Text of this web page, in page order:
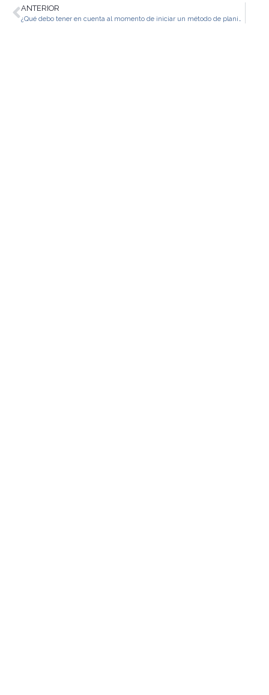
ANTERIOR
¿Qué debo tener en cuenta al momento de iniciar un método de planificación familiar?